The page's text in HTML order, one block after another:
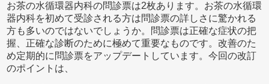
お茶の水循環器内科の問診票は2枚あります。お茶の水循環
器内科を初めて受診される方は問診票の詳しさに驚かれる
方も多いのではないでしょうか。問診票は正確な症状の把
握、正確な診断のために極めて重要なものです。改善のた
め定期的に問診票をアップデートしています。今回の改訂
のポイントは、